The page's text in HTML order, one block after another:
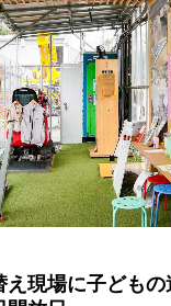
え現場に子ども